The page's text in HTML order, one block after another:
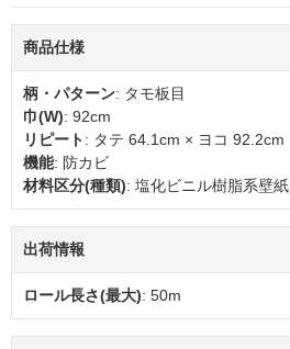
商品仕様
柄・パターン: タモ板目
巾(W): 92cm
リピート: タテ 64.1cm × ヨコ 92.2cm
機能: 防カビ
材料区分(種類): 塩化ビニル樹脂系壁紙
出荷情報
ロール長さ(最大): 50m